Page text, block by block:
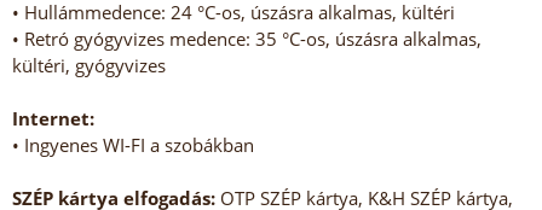
• Hullámmedence: 24 °C-os, úszásra alkalmas, kültéri
• Retró gyógyvizes medence: 35 °C-os, úszásra alkalmas,
kültéri, gyógyvizes
Internet:
• Ingyenes WI-FI a szobákban
SZÉP kártya elfogadás: OTP SZÉP kártya, K&H SZÉP kártya,